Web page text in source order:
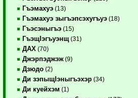
Гъэмахуэ (13)
Гъэмахуэ зыгъэпсэхугъуэ (18)
Гъэсэныгъэ (15)
ГъэщIэгъуэнщ (31)
ДАХ (70)
Джэрпэджэж (9)
Дзюдо (2)
Ди зэпыщIэныгъэхэр (34)
Ди куейхэм (1)